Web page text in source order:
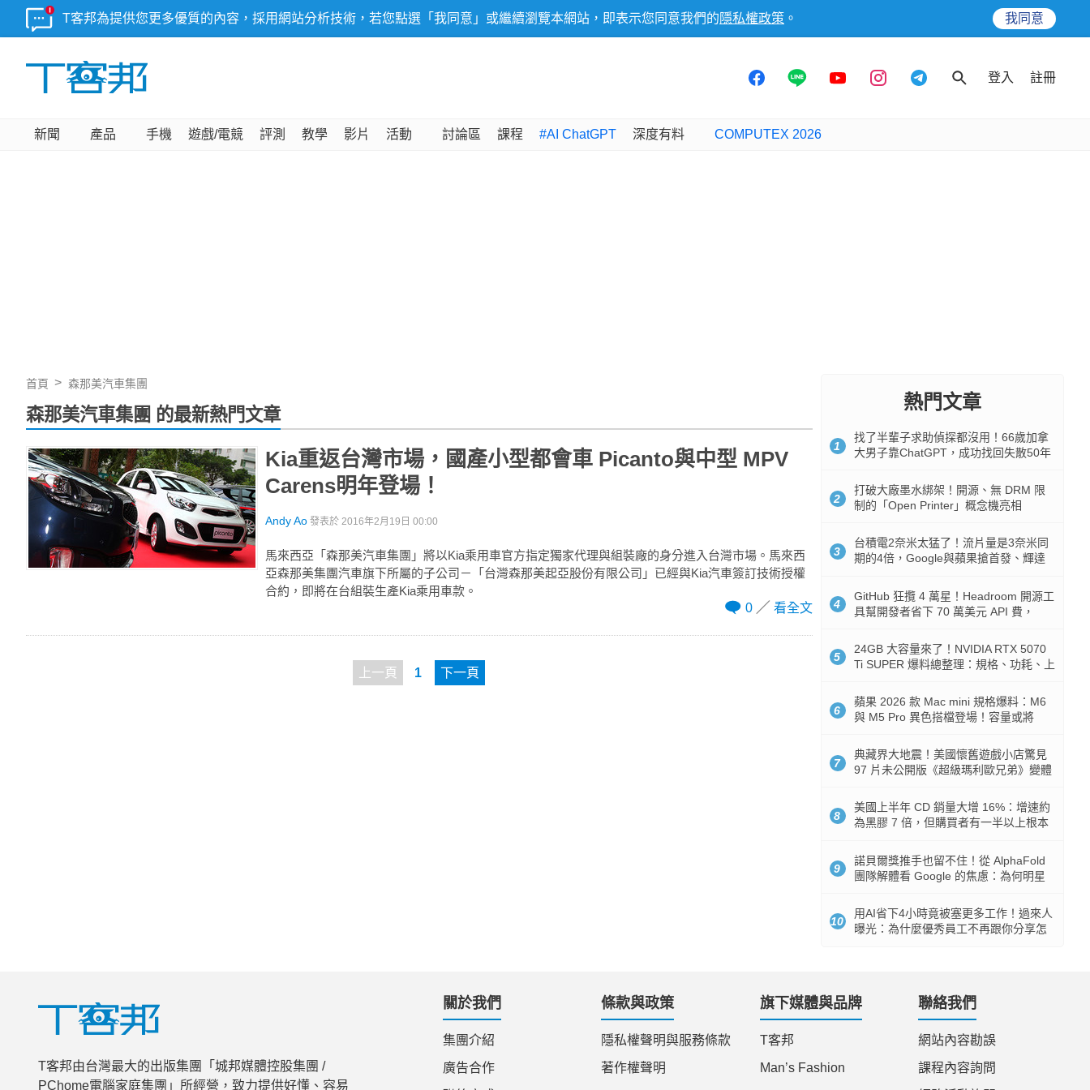
T客邦為提供您更多優質的內容，採用網站分析技術，若您點選「我同意」或繼續瀏覽本網站，即表示您同意我們的 隱私權政策 。 我同意
登入 註冊
新聞 產品 手機 遊戲/電競 評測 教學 影片 活動 討論區 課程 #AI ChatGPT 深度有料 COMPUTEX 2026
首頁 森那美汽車集團
森那美汽車集團 的最新熱門文章
Kia重返台灣市場，國產小型都會車 Picanto與中型 MPV
Carens明年登場！
Andy Ao 發表於 2016年2月19日 00:00
馬來西亞「森那美汽車集團」將以Kia乘用車官方指定獨家代理與組裝廠的身分進入台灣市場。馬來西
亞森那美集團汽車旗下所屬的子公司－「台灣森那美起亞股份有限公司」已經與Kia汽車簽訂技術授權
合約，即將在台組裝生產Kia乘用車款。
0
看全文
上一頁 1 下一頁
熱門文章
1
找了半輩子求助偵探都沒用！66歲加拿
大男子靠ChatGPT，成功找回失散50年
2
打破大廠墨水綁架！開源、無 DRM 限
制的「Open Printer」概念機亮相
3
台積電2奈米太猛了！流片量是3奈米同
期的4倍，Google與蘋果搶首發、輝達
4
GitHub 狂攬 4 萬星！Headroom 開源工
具幫開發者省下 70 萬美元 API 費，
5
24GB 大容量來了！NVIDIA RTX 5070
Ti SUPER 爆料總整理：規格、功耗、上
6
蘋果 2026 款 Mac mini 規格爆料：M6
與 M5 Pro 異色搭檔登場！容量或將
7
典藏界大地震！美國懷舊遊戲小店驚見
97 片未公開版《超級瑪利歐兄弟》變體
8
美國上半年 CD 銷量大增 16%：增速約
為黑膠 7 倍，但購買者有一半以上根本
9
諾貝爾獎推手也留不住！從 AlphaFold
團隊解體看 Google 的焦慮：為何明星
10
用AI省下4小時竟被塞更多工作！過來人
曝光：為什麼優秀員工不再跟你分享怎
T客邦由台灣最大的出版集團「城邦媒體控股集團 /
PChome電腦家庭集團」所經營，致力提供好懂、容易
關於我們
集團介紹
廣告合作
條款與政策
隱私權聲明與服務條款
著作權聲明
旗下媒體與品牌
T客邦
Man’s Fashion
聯絡我們
網站內容勘誤
課程內容詢問